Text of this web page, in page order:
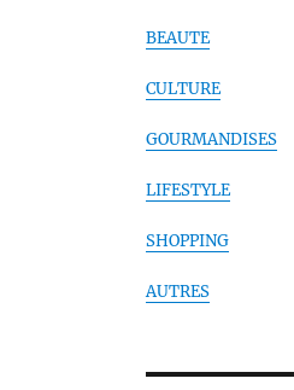
BEAUTE
CULTURE
GOURMANDISES
LIFESTYLE
SHOPPING
AUTRES